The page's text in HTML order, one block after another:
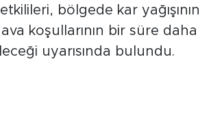
bölgede kar yağışının
koşullarının bir süre daha
uyarısında bulundu.